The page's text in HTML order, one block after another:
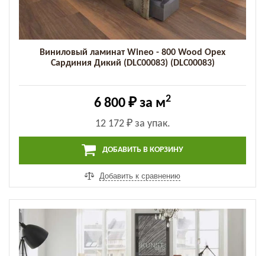
Виниловый ламинат Wineo - 800 Wood Орех
Сардиния Дикий (DLC00083) (DLC00083)
6 800 ₽ за м2
12 172 ₽за упак.
ДОБАВИТЬ В КОРЗИНУ
Добавить к сравнению